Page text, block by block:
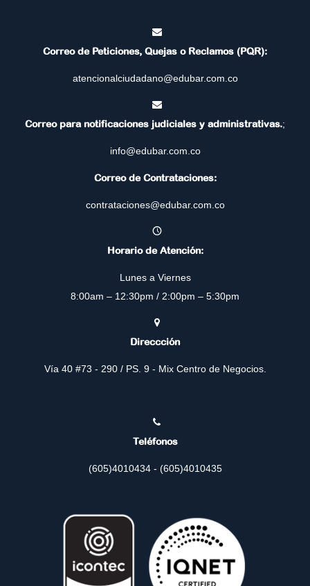
Correo de Peticiones, Quejas o Reclamos (PQR):
atencionalciudadano@edubar.com.co
Correo para notificaciones judiciales y administrativas.;
info@edubar.com.co
Correo de Contrataciones:
contrataciones@edubar.com.co
Horario de Atención:
Lunes a Viernes
8:00am – 12:30pm / 2:00pm – 5:30pm
Direccción
Vía 40 #73 - 290 / PS. 9 - Mix Centro de Negocios.
Teléfonos
(605)4010434 - (605)4010435